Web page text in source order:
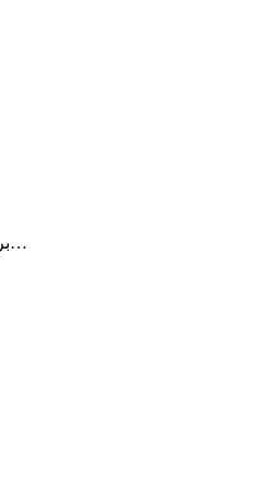
برنامه forecast Bar منتشر شده توسط Forecast.io برنامه ای است که با دسترسی به…